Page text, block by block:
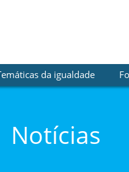
da igualdade
Notícias